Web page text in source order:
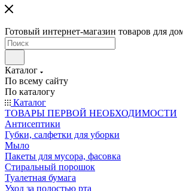
Готовый интернет-магазин товаров для
Каталог
По всему сайту
По каталогу
Каталог
ТОВАРЫ ПЕРВОЙ НЕОБХОДИМОСТИ
Антисептики
Губки, салфетки для уборки
Мыло
Пакеты для мусора, фасовка
Стиральный порошок
Туалетная бумага
Уход за полостью рта